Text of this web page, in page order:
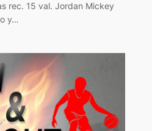
rec. 15 val. Jordan Mickey
y…